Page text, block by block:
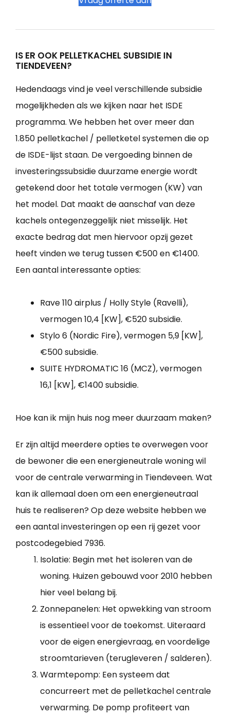
IS ER OOK PELLETKACHEL SUBSIDIE IN
TIENDEVEEN?
Hedendaags vind je veel verschillende subsidie
mogelijkheden als we kijken naar het ISDE
programma. We hebben het over meer dan
1.850 pelletkachel / pelletketel systemen die op
de ISDE-lijst staan. De vergoeding binnen de
investeringssubsidie duurzame energie wordt
getekend door het totale vermogen (KW) van
het model. Dat maakt de aanschaf van deze
kachels ontegenzeggelijk niet misselijk. Het
exacte bedrag dat men hiervoor opzij gezet
heeft vinden we terug tussen €500 en €1400.
Een aantal interessante opties:
Rave 110 airplus / Holly Style (Ravelli),
vermogen 10,4 [KW], €520 subsidie.
Stylo 6 (Nordic Fire), vermogen 5,9 [KW],
€500 subsidie.
SUITE HYDROMATIC 16 (MCZ), vermogen
16,1 [KW], €1400 subsidie.
Hoe kan ik mijn huis nog meer duurzaam maken?
Er zijn altijd meerdere opties te overwegen voor
de bewoner die een energieneutrale woning wil
voor de centrale verwarming in Tiendeveen. Wat
kan ik allemaal doen om een energieneutraal
huis te realiseren? Op deze website hebben we
een aantal investeringen op een rij gezet voor
postcodegebied 7936.
Isolatie: Begin met het isoleren van de
woning. Huizen gebouwd voor 2010 hebben
hier veel belang bij.
Zonnepanelen: Het opwekking van stroom
is essentieel voor de toekomst. Uiteraard
voor de eigen energievraag, en voordelige
stroomtarieven (terugleveren / salderen).
Warmtepomp: Een systeem dat
concurreert met de pelletkachel centrale
verwarming. De pomp profiteert van